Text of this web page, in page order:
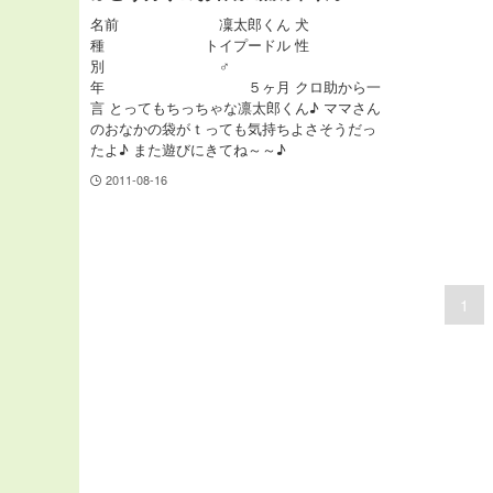
名前 凜太郎くん 犬
種 トイプードル 性
別 ♂
年 ５ヶ月 クロ助から一
言 とってもちっちゃな凛太郎くん♪ ママさん
のおなかの袋がｔっても気持ちよさそうだっ
たよ♪ また遊びにきてね～～♪
2011-08-16
1